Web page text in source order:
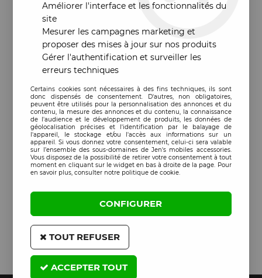
Améliorer l'interface et les fonctionnalités du
site
Mesurer les campagnes marketing et
proposer des mises à jour sur nos produits
Gérer l'authentification et surveiller les
erreurs techniques
Certains cookies sont nécessaires à des fins techniques, ils sont
donc dispensés de consentement. D'autres, non obligatoires,
peuvent être utilisés pour la personnalisation des annonces et du
contenu, la mesure des annonces et du contenu, la connaissance
de l'audience et le développement de produits, les données de
géolocalisation précises et l'identification par le balayage de
l'appareil, le stockage et/ou l'accès aux informations sur un
appareil. Si vous donnez votre consentement, celui-ci sera valable
sur l’ensemble des sous-domaines de Jen's mobiles accessories.
Vous disposez de la possibilité de retirer votre consentement à tout
moment en cliquant sur le widget en bas à droite de la page. Pour
en savoir plus, consulter notre politique de cookie.
CONFIGURER
TOUT REFUSER
ACCEPTER TOUT